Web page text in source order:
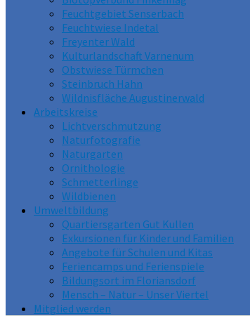
Feuchtgebiet Senserbach
Feuchtwiese Indetal
Freyenter Wald
Kulturlandschaft Varnenum
Obstwiese Türmchen
Steinbruch Hahn
Wildnisfläche Augustinerwald
Arbeitskreise
Lichtverschmutzung
Naturfotografie
Naturgarten
Ornithologie
Schmetterlinge
Wildbienen
Umweltbildung
Quartiersgarten Gut Kullen
Exkursionen für Kinder und Familien
Angebote für Schulen und Kitas
Feriencamps und Ferienspiele
Bildungsort im Floriansdorf
Mensch – Natur – Unser Viertel
Mitglied werden